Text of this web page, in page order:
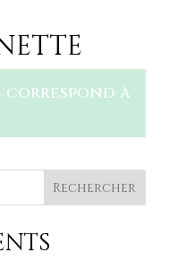
à
Rechercher